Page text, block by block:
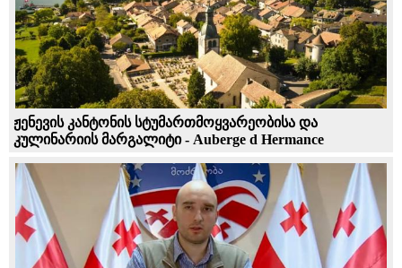
ჟენევის კანტონის სტუმართმოყვარეობისა და
კულინარიის მარგალიტი - Auberge d Hermance